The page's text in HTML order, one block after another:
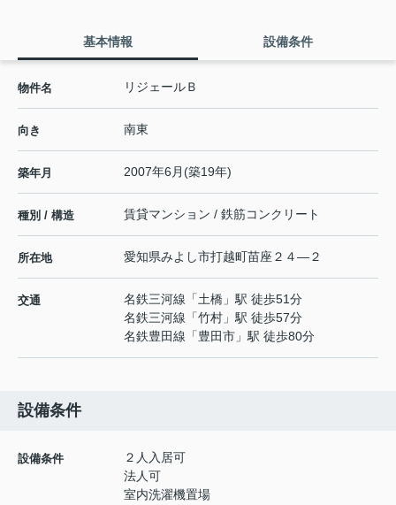
基本情報 設備条件
物件名 リジェールＢ
向き 南東
築年月 2007年6月(築19年)
種別 / 構造 賃貸マンション / 鉄筋コンクリート
所在地 愛知県みよし市打越町苗座２４―２
交通 名鉄三河線 「土橋 」駅 徒歩51分
名鉄三河線 「竹村 」駅 徒歩57分
名鉄豊田線 「豊田市 」駅 徒歩80分
設備条件
設備条件
２人入居可
法人可
室内洗濯機置場